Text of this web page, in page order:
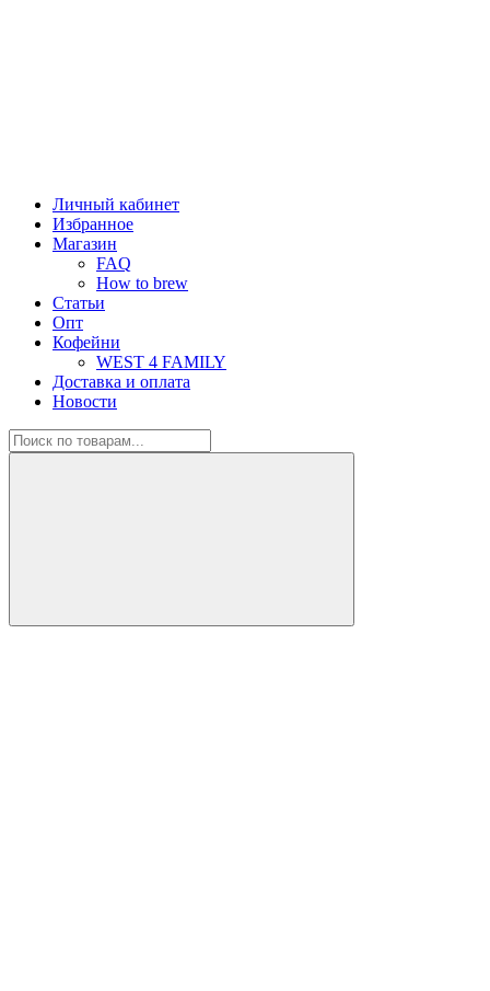
Личный кабинет
Избранное
Магазин
FAQ
How to brew
Статьи
Опт
Кофейни
WEST 4 FAMILY
Доставка и оплата
Новости